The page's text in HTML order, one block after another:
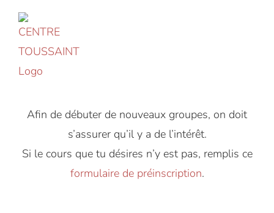
Accéder
contenu
Afin de débuter de nouveaux groupes, on doit
s’assurer qu’il y a de l’intérêt.
Si le cours que tu désires n’y est pas, remplis ce
formulaire de préinscription.